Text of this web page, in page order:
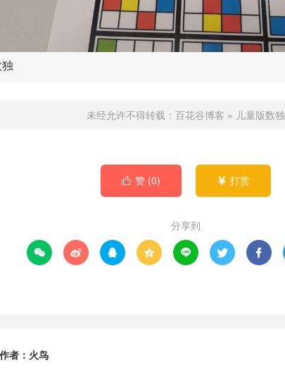
未经允许不得转载： 百花谷博客 » 儿童版数独
 赞 (0)  打赏
分享到
      
作者： 火鸟